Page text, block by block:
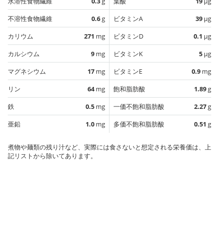
不溶性食物繊維
0.6g
カリウム
271 mg
カルシウム
9 mg
マグネシウム
17 mg
リン
64mg
鉄
0.5 mg
亜鉛
1.0 mg
ビタミンA
39 µg
ビタミンD
0.1 µg
ビタミンK
5 µg
ビタミンE
0.9 mg
飽和脂肪酸
1.89g
一価不飽和脂肪酸
2.27g
多価不飽和脂肪酸
0.51 g
煮物や麺類の残り汁など、実際には食さないと想定される栄養価は、上
記リストから除いてあります。